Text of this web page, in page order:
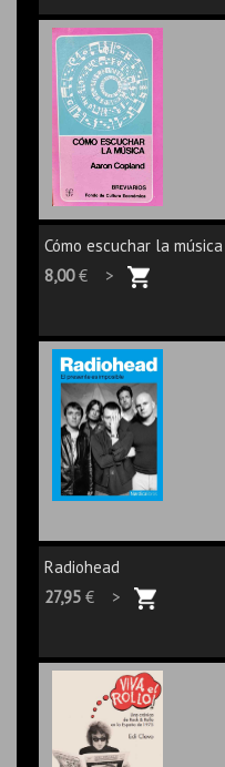
Cómo escuchar la música
8,00€ >
Radiohead
27,95 € >